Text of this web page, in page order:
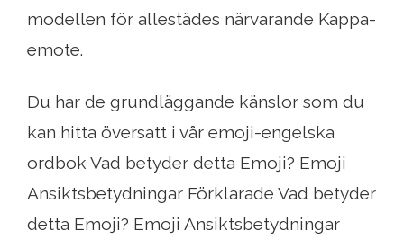
modellen för allestädes närvarande Kappa-
emote.
Du har de grundläggande känslor som du
kan hitta översatt i vår emoji-engelska
ordbok Vad betyder detta Emoji? Emoji
Ansiktsbetydningar Förklarade Vad betyder
detta Emoji? Emoji Ansiktsbetydningar